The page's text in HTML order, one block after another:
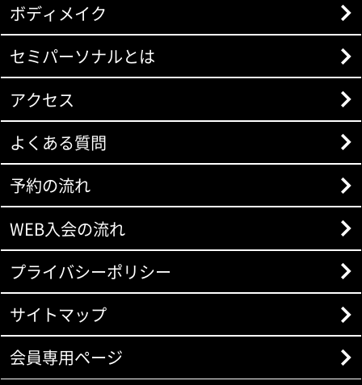
ボディメイク
セミパーソナルとは
アクセス
よくある質問
予約の流れ
WEB入会の流れ
プライバシーポリシー
サイトマップ
会員専用ページ